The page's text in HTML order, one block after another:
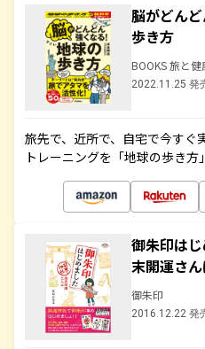
脳がどん
歩き方
BOOKS 旅と健
2022.11.25 発
旅先で、近所で、自宅で今すぐ
トレーニングを「地球の歩き
御朱印は
末開運さ
御朱印
2016.12.22 発